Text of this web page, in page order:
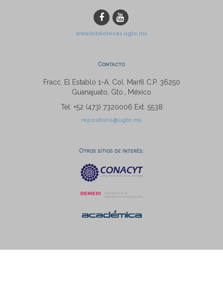
www.bibliotecas.ugto.mx
Contacto
Fracc. El Establo 1-A, Col. Marfil C.P. 36250
Guanajuato, Gto., México
Tel: +52 (473) 7320006 Ext. 5538
repositorio@ugto.mx
Otros sitios de interés: